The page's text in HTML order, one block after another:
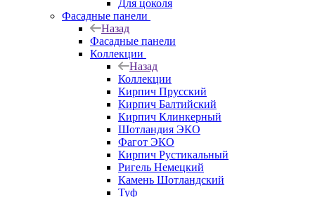
Для цоколя
Фасадные панели
Назад
Фасадные панели
Коллекции
Назад
Коллекции
Кирпич Прусский
Кирпич Балтийский
Кирпич Клинкерный
Шотландия ЭКО
Фагот ЭКО
Кирпич Рустикальный
Ригель Немецкий
Камень Шотландский
Туф